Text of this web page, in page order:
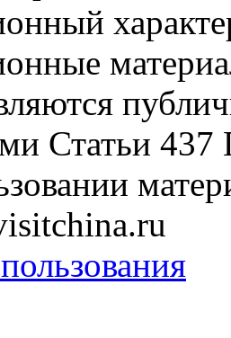
Статьи 437